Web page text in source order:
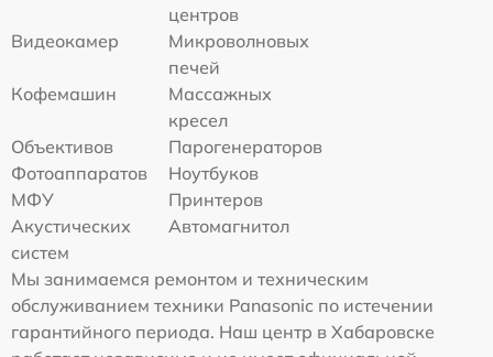
центров
Видеокамер
Микроволновых
печей
Кофемашин
Массажных
кресел
Объективов
Парогенераторов
Фотоаппаратов
Ноутбуков
МФУ
Принтеров
Акустических
систем
Автомагнитол
Мы занимаемся ремонтом и техническим
обслуживанием техники Panasonic по истечении
гарантийного периода. Наш центр в Хабаровске